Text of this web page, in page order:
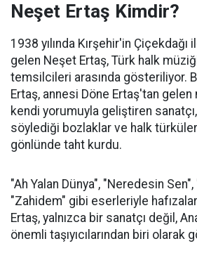
Neşet Ertaş Kimdir?
1938 yılında Kırşehir'in
gelen Neşet Ertaş, Türk halk
temsilcileri arasında gösteriliyor.
Ertaş, annesi Döne Ertaş'tan
kendi yorumuyla geliştiren
söylediği bozlaklar ve halk
gönlünde taht kurdu.
"Ah Yalan Dünya", "Neredesin Sen",
"Zahidem" gibi eserleriyle
Ertaş, yalnızca bir sanatçı değil,
önemli taşıyıcılarından biri olarak